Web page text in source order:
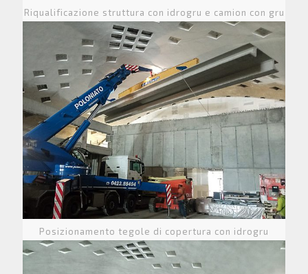
Riqualificazione struttura con idrogru e camion con gru
Posizionamento tegole di copertura con idrogru